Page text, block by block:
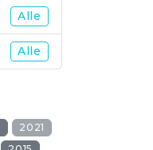
Alle
Alle
2021